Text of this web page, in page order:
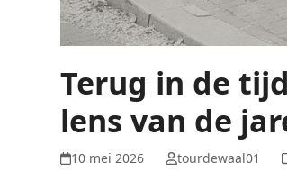
Terug in de
lens van de
10 mei 2026 tourdewaal01